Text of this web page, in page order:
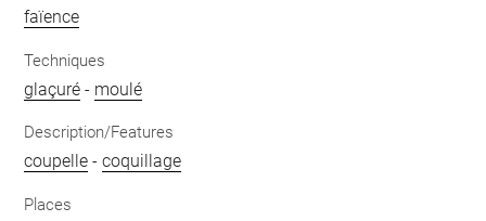
faïence
Techniques
glaçuré - moulé
Description/Features
coupelle -coquillage
Places